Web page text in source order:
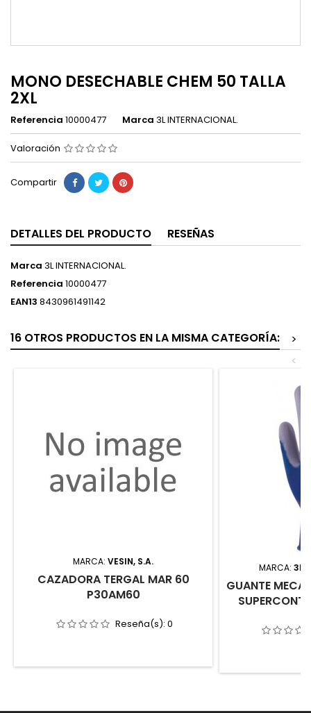
MONO DESECHABLE CHEM 50 TALLA
2XL
Referencia 10000477 Marca 3L INTERNACIONAL.
Valoración
Compartir
DETALLES DEL PRODUCTO RESEÑAS
Marca 3L INTERNACIONAL.
Referencia 10000477
EAN13 8430961491142
16 OTROS PRODUCTOS EN LA MISMA CATEGORÍA:
>
<
MARCA: VESIN, S.A.
CAZADORA TERGAL MAR 60
P30AM60
Reseña(s): 0
MARCA: 3L
GUANTE